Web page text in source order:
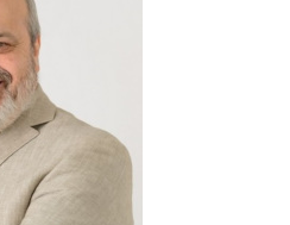
correo electrónico y web en
la próxima vez que